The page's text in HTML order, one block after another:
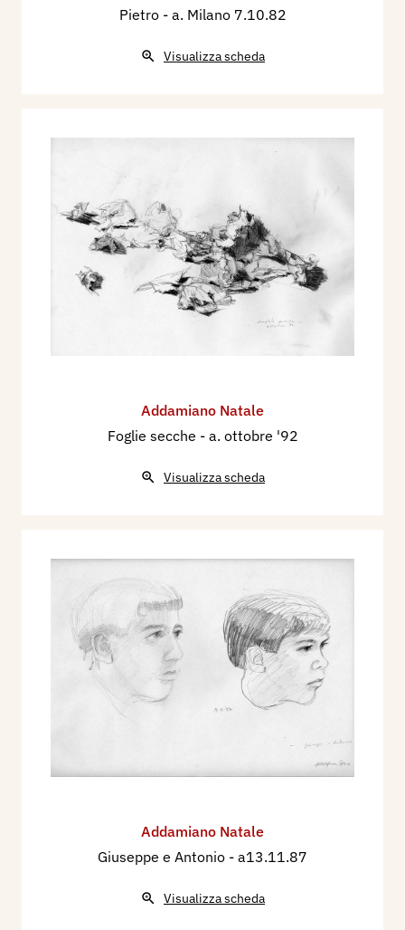
Pietro - a. Milano 7.10.82
Visualizza scheda
Addamiano Natale
Foglie secche - a. ottobre '92
Visualizza scheda
Addamiano Natale
Giuseppe e Antonio - a13.11.87
Visualizza scheda